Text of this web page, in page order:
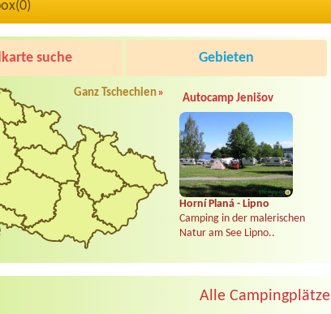
0)
suche Gebieten
Ganz Tschechien» Autocamp Jenišov
Horní Planá - Lipno
Camping in der malerischen
Natur am See Lipno..
Alle Campingplätze